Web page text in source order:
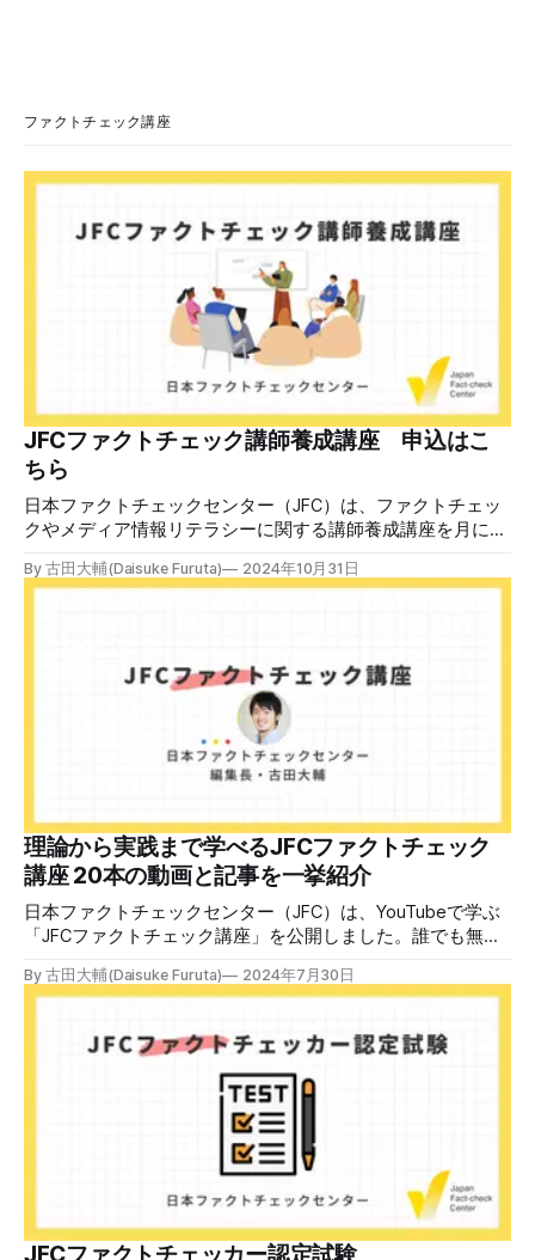
拡散した。 検証する理由 8月6日現在、投稿は200回以上リ
いてあるように見えます」などの英語の指摘もあるが、「日
「共産主義者に恥じて頭を下げるべき人はいない」など、拡
散した投稿を真に受けた反応も多いため検証する。 検証過
ファクトチェック講座
JFCファクトチェック講師養成講座 申込はこ
ちら
日本ファクトチェックセンター（JFC）は、ファクトチェッ
クやメディア情報リテラシーに関する講師養成講座を月に1
認定バッジと教室や職場などで利用可能な教材を提供しま
ファクトチェックセンター（JFC）による講師養成講座で
す。 講師養成講座（オンラインで90分）を受講いただいた
後、修了課題を提出された方には、教室や職場などで利用可
能な教材の提... powered by Peatix : More than a
す。 受講生には教材を提供 デマや不確かな情報が蔓延する
中で、自衛策が求められています。「気をつけて」というだ
けでは、対策になりません。最初から騙されたい人はいませ
ん。誰だって気をつけているのに、誤った情
By 古田大輔(Daisuke Furuta) 2024年10月31日
理論から実践まで学べるJFCファクトチェック
講座 20本の動画と記事を一挙紹介
日本ファクトチェックセンター（JFC）は、YouTubeで学ぶ
「JFCファクトチェック講座」を公開しました。誰でも無料
ファクトチェックやメディアリテラシーの知識を学ぶことが
の日本での影響を調べた2万人調査の紹介や、間違った情報
を信じてしまう背景にある人間のバイアス、大規模に拡散す
るSNSアルゴリズムなどを解説しています。 実践編では、画
像や動画や生成AIなど、偽・誤情報をどのように検証したら
良いかをJFCが検証してきた事例から具体的に学びます。
JFCファクトチェッカー認定試験を開始 2024年7月29日か
ら、これらの内容について習熟度を確認するJFCファクトチ
ェッカー認定試験を開始します。誰でもいつでも受験可能で
す（2024年度中は受験料1000円、2025年度から2000円）。
合格者には様々な技能をデジタル証明するオープンバッジ・
By 古田大輔(Daisuke Furuta) 2024年7月30日
JFCファクトチェッカー認定試験